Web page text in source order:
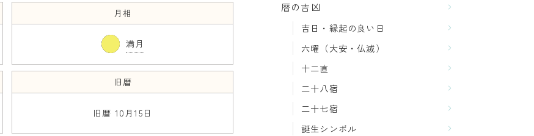
月相
満月
旧暦
旧暦 10月15日
暦の吉凶
吉日・縁起の良い日
六曜（大安・仏滅）
十二直
二十八宿
二十七宿
誕生シンボル